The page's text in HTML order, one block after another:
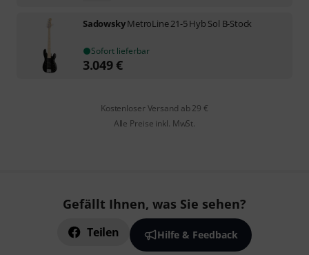
SadowskyMetroLine 21-5 Hyb Sol B-Stock
Sofort lieferbar
3.049€
Kostenloser Versand ab 29 €
Alle Preise inkl. MwSt.
Gefällt Ihnen, was Sie sehen?
Teilen Hilfe & Feedback